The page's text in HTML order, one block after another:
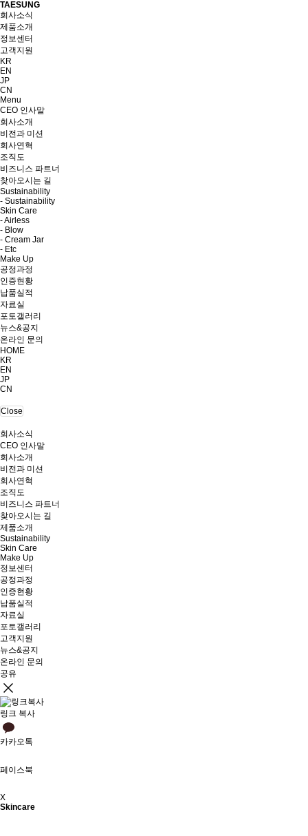
TAESUNG
회사소식
제품소개
정보센터
고객지원
KR
EN
JP
CN
Menu
CEO 인사말
회사소개
비전과 미션
회사연혁
조직도
비즈니스 파트너
찾아오시는 길
Sustainability
- Sustainability
Skin Care
- Airless
- Blow
- Cream Jar
- Etc
Make Up
공정과정
인증현황
납품실적
자료실
포토갤러리
뉴스&공지
온라인 문의
HOME
KR
EN
JP
CN
Close
회사소식
CEO 인사말
회사소개
비전과 미션
회사연혁
조직도
비즈니스 파트너
찾아오시는 길
제품소개
Sustainability
Skin Care
Make Up
정보센터
공정과정
인증현황
납품실적
자료실
포토갤러리
고객지원
뉴스&공지
온라인 문의
공유
링크 복사
카카오톡
페이스북
X
Skincare